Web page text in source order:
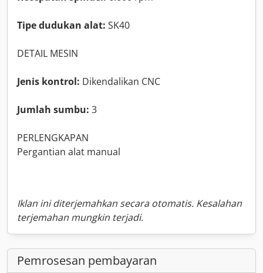
Tipe dudukan alat: SK40
DETAIL MESIN
Jenis kontrol: Dikendalikan CNC
Jumlah sumbu: 3
PERLENGKAPAN
Pergantian alat manual
Iklan ini diterjemahkan secara otomatis. Kesalahan
terjemahan mungkin terjadi.
Pemrosesan pembayaran